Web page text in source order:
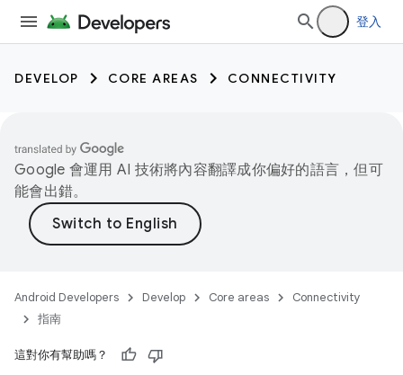
登入
DEVELOP CORE AREAS CONNECTIVITY
Google 會運用 AI 技術將內容翻譯成你偏好的語言，但可
能會出錯。
Android Developers Develop Core areas
Connectivity
指南
這對你有幫助嗎？